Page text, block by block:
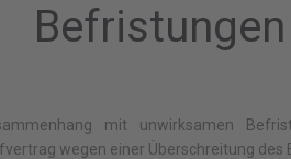
Befristungen
mit unwirksamen
wegen einer Überschreitung